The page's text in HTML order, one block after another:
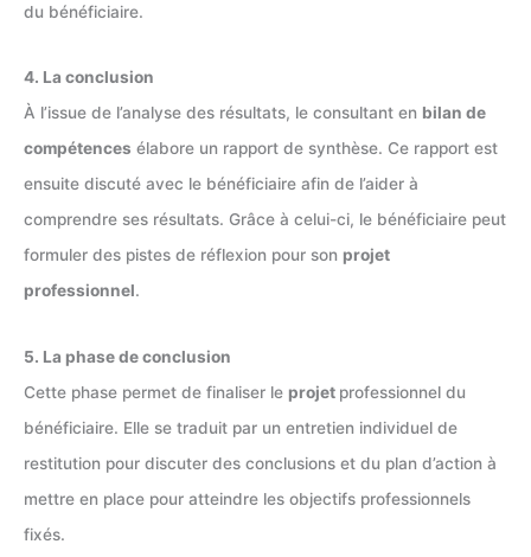
du bénéficiaire.
4. La conclusion
À l’issue de l’analyse des résultats, le consultant en bilan de
compétences élabore un rapport de synthèse. Ce rapport est
ensuite discuté avec le bénéficiaire afin de l’aider à
comprendre ses résultats. Grâce à celui-ci, le bénéficiaire peut
formuler des pistes de réflexion pour son projet
professionnel.
5. La phase de conclusion
Cette phase permet de finaliser le projet professionnel du
bénéficiaire. Elle se traduit par un entretien individuel de
restitution pour discuter des conclusions et du plan d’action à
mettre en place pour atteindre les objectifs professionnels
fixés.